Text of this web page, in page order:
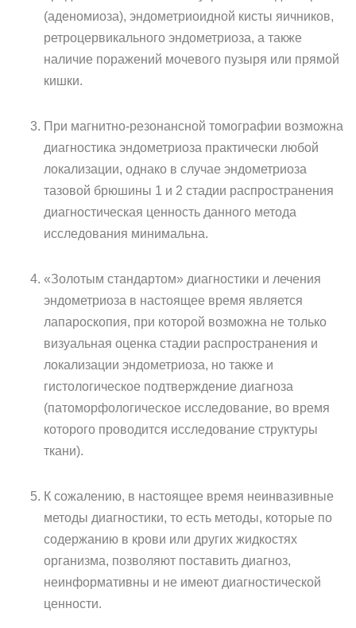
(аденомиоза), эндометриоидной кисты яичников,
ретроцервикального эндометриоза, а также
наличие поражений мочевого пузыря или прямой
кишки.
При магнитно-резонансной томографии возможна
диагностика эндометриоза практически любой
локализации, однако в случае эндометриоза
тазовой брюшины 1 и 2 стадии распространения
диагностическая ценность данного метода
исследования минимальна.
«Золотым стандартом» диагностики и лечения
эндометриоза в настоящее время является
лапароскопия, при которой возможна не только
визуальная оценка стадии распространения и
локализации эндометриоза, но также и
гистологическое подтверждение диагноза
(патоморфологическое исследование, во время
которого проводится исследование структуры
ткани).
К сожалению, в настоящее время неинвазивные
методы диагностики, то есть методы, которые по
содержанию в крови или других жидкостях
организма, позволяют поставить диагноз,
неинформативны и не имеют диагностической
ценности.